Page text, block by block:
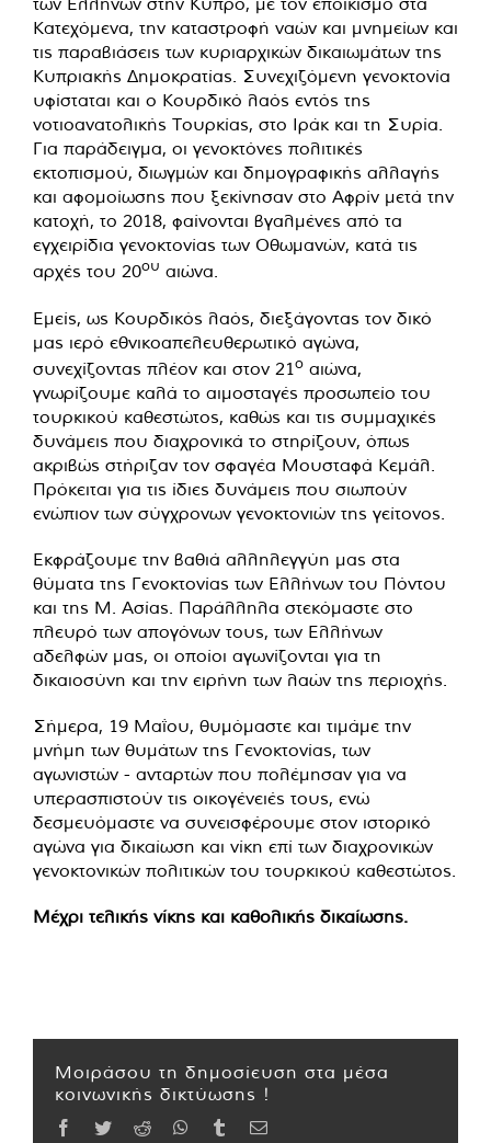
Κατεχόμενα, την καταστροφή ναών και μνημείων και
τις παραβιάσεις των κυριαρχικών δικαιωμάτων της
Κυπριακής Δημοκρατίας. Συνεχιζόμενη γενοκτονία
υφίσταται και ο Κουρδικό λαός εντός της
νοτιοανατολικής Τουρκίας, στο Ιράκ και τη Συρία.
Για παράδειγμα, οι γενοκτόνες πολιτικές
εκτοπισμού, διωγμών και δημογραφικής αλλαγής
και αφομοίωσης που ξεκίνησαν στο Αφρίν μετά την
κατοχή, το 2018, φαίνονται βγαλμένες από τα
εγχειρίδια γενοκτονίας των Οθωμανών, κατά τις
αρχές του 20ου αιώνα.
Εμείς, ως Κουρδικός λαός, διεξάγοντας τον δικό
μας ιερό εθνικοαπελευθερωτικό αγώνα,
συνεχίζοντας πλέον και στον 21ο αιώνα,
γνωρίζουμε καλά το αιμοσταγές προσωπείο του
τουρκικού καθεστώτος, καθώς και τις συμμαχικές
δυνάμεις που διαχρονικά το στηρίζουν, όπως
ακριβώς στήριζαν τον σφαγέα Μουσταφά Κεμάλ.
Πρόκειται για τις ίδιες δυνάμεις που σιωπούν
ενώπιον των σύγχρονων γενοκτονιών της γείτονος.
Εκφράζουμε την βαθιά αλληλεγγύη μας στα
θύματα της Γενοκτονίας των Ελλήνων του Πόντου
και της Μ. Ασίας. Παράλληλα στεκόμαστε στο
πλευρό των απογόνων τους, των Ελλήνων
αδελφών μας, οι οποίοι αγωνίζονται για τη
δικαιοσύνη και την ειρήνη των λαών της περιοχής.
Σήμερα, 19 Μαΐου, θυμόμαστε και τιμάμε την
μνήμη των θυμάτων της Γενοκτονίας, των
αγωνιστών - ανταρτών που πολέμησαν για να
υπερασπιστούν τις οικογένειές τους, ενώ
δεσμευόμαστε να συνεισφέρουμε στον ιστορικό
αγώνα για δικαίωση και νίκη επί των διαχρονικών
γενοκτονικών πολιτικών του τουρκικού καθεστώτος.
Μέχρι τελικής νίκης και καθολικής δικαίωσης.
Μοιράσου τη δημοσίευση στα μέσα
κοινωνικής δικτύωσης !
Facebook
TwitterReddit WhatsApp
TumblrEmail